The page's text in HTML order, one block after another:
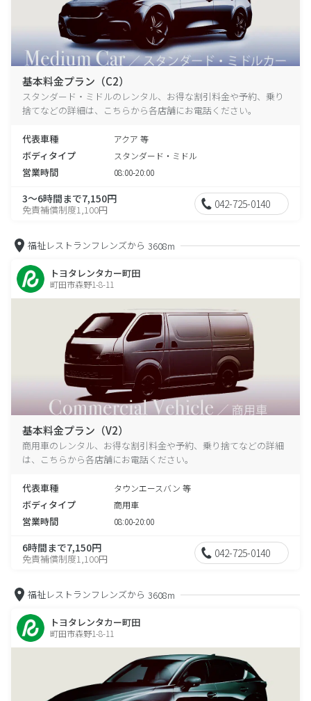
基本料金プラン（C2）
スタンダード・ミドルのレンタル、お得な割引料金や予約、乗り
捨てなどの詳細は、こちらから各店舗にお電話ください。
代表車種 アクア 等
ボディタイプ スタンダード・ミドル
営業時間 08:00-20:00
3～6時間まで7,150円
免責補償制度1,100円 042-725-0140
福祉レストランフレンズから 3608m
トヨタレンタカー町田
町田市森野1-8-11
基本料金プラン（V2）
商用車のレンタル、お得な割引料金や予約、乗り捨てなどの詳細
は、こちらから各店舗にお電話ください。
代表車種 タウンエースバン 等
ボディタイプ 商用車
営業時間 08:00-20:00
6時間まで7,150円
免責補償制度1,100円 042-725-0140
福祉レストランフレンズから 3608m
トヨタレンタカー町田
町田市森野1-8-11